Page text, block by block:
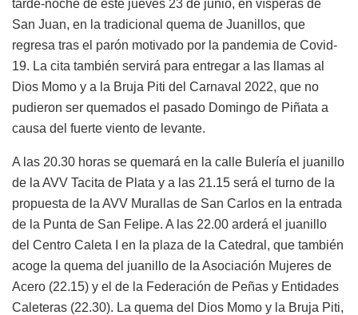
tarde-noche de este jueves 23 de junio, en vísperas de
San Juan, en la tradicional quema de Juanillos, que
regresa tras el parón motivado por la pandemia de Covid-
19. La cita también servirá para entregar a las llamas al
Dios Momo y a la Bruja Piti del Carnaval 2022, que no
pudieron ser quemados el pasado Domingo de Piñata a
causa del fuerte viento de levante.
A las 20.30 horas se quemará en la calle Bulería el juanillo
de la AVV Tacita de Plata y a las 21.15 será el turno de la
propuesta de la AVV Murallas de San Carlos en la entrada
de la Punta de San Felipe. A las 22.00 arderá el juanillo
del Centro Caleta I en la plaza de la Catedral, que también
acoge la quema del juanillo de la Asociación Mujeres de
Acero (22.15) y el de la Federación de Peñas y Entidades
Caleteras (22.30). La quema del Dios Momo y la Bruja Piti,